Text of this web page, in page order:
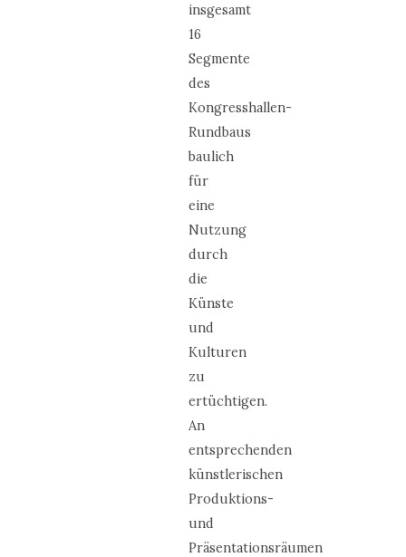
insgesamt
16
Segmente
des
Kongresshallen-
Rundbaus
baulich
für
eine
Nutzung
durch
die
Künste
und
Kulturen
zu
ertüchtigen.
An
entsprechenden
künstlerischen
Produktions-
und
Präsentationsräumen